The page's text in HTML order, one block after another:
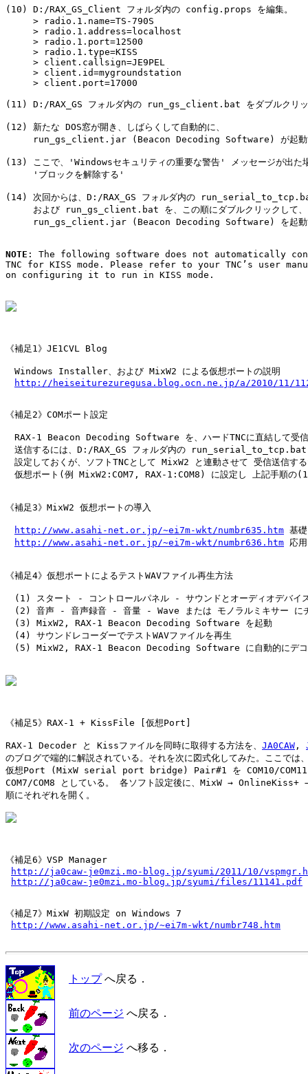
(10) D:/RAX_GS_Client フォルダ内の config.props を編集。
     > radio.1.name=TS-790S
     > radio.1.address=localhost
     > radio.1.port=12500
     > radio.1.type=KISS
     > client.callsign=JE9PEL
     > client.id=mygroundstation
     > client.port=17000
(11) D:/RAX_GS フォルダ内の run_gs_client.bat をダブルクリッ
(12) 新たな DOS窓が開き、しばらくして自動的に、
run_gs_client.jar (Beacon Decoding Software) が起動
(13) ここで、'Windowsセキュリティの重要な警告' メッセージが出た
     'ブロックを解除する'
(14) 次回からは、D:/RAX_GS フォルダ内の
     および run_gs_client.bat を、この順にダブルクリックして、
run_gs_client.jar (Beacon Decoding Software) を起動
NOTE : The following software does not automatically
TNC for KISS mode. Please refer to your TNC’s user
on configuring it to run in KISS mode.
《補足1》JE1CVL Blog
Windows Installer、および MixW2 による仮想ポートの説明
http://heiseiturezuregusa.blog.ocn.ne.jp/a/2010/11/
《補足2》COMポート設定
RAX-1 Beacon Decoding Software を、ハードTNCに直結して受
送信するには、D:/RAX_GS フォルダ内の run_serial_to_tcp.bat
設定しておくが、ソフトTNCとして MixW2 と連動させて 受信送信す
仮想ポート(例 MixW2:COM7, RAX-1:COM8) に設定し 上記手順の
《補足3》MixW2 仮想ポートの導入
http://www.asahi-net.or.jp/~ei7m-wkt/numbr635.htm 基礎
http://www.asahi-net.or.jp/~ei7m-wkt/numbr636.htm 応用
《補足4》仮想ポートによるテストWAVファイル再生方法
(1) スタート - コントロールパネル - サウンドとオーディオデバイ
(2) 音声 - 音声録音 - 音量 - Wave または モノラルミキサー に
(3) MixW2, RAX-1 Beacon Decoding Software を起動
(4) サウンドレコーダーでテストWAVファイルを再生
(5) MixW2, RAX-1 Beacon Decoding Software に自動的にデコ
《補足5》RAX-1 + KissFile [仮想Port]
RAX-1 Decoder と Kissファイルを同時に取得する方法を、 JA0CAW ,
のブログで端的に解説されている。それを次に図式化してみた。ここでは
仮想Port (MixW serial port bridge) Pair#1 を COM10/COM11
COM7/COM8 としている。 各ソフト設定後に、MixW → OnlineKiss+
順にそれぞれを開く。
《補足6》VSP Manager
http://ja0caw-je0mzi.mo-blog.jp/syumi/2011/10/
http://ja0caw-je0mzi.mo-blog.jp/syumi/files/11141.pdf
《補足7》MixW 初期設定 on Windows 7
http://www.asahi-net.or.jp/~ei7m-wkt/numbr748.htm
トップへ戻る．
前のページ へ戻る．
次のページ へ移る．